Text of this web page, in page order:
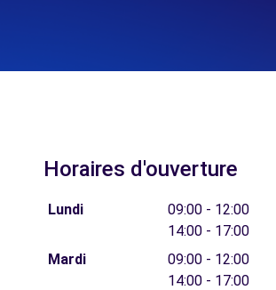
Horaires d'ouverture
Lundi
09:00 - 12:00
14:00 - 17:00
Mardi
09:00 - 12:00
14:00 - 17:00